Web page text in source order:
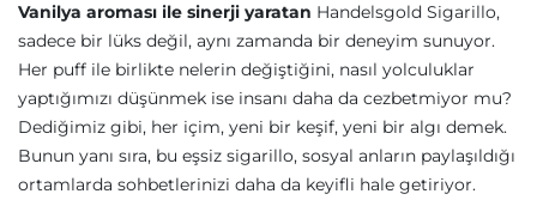
Vanilya aroması ile sinerji yaratan Handelsgold Sigarillo,
sadece bir lüks değil, aynı zamanda bir deneyim sunuyor.
Her puff ile birlikte nelerin değiştiğini, nasıl yolculuklar
yaptığımızı düşünmek ise insanı daha da cezbetmiyor mu?
Dediğimiz gibi, her içim, yeni bir keşif, yeni bir algı demek.
Bunun yanı sıra, bu eşsiz sigarillo, sosyal anların paylaşıldığı
ortamlarda sohbetlerinizi daha da keyifli hale getiriyor.